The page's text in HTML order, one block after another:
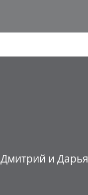
Дмитрий и Дарья